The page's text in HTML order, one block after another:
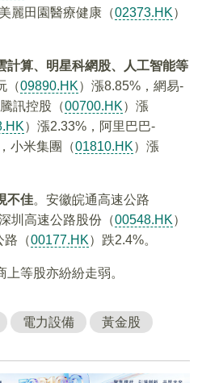
麗田園醫療健康（02373.HK）
計算、明星科網股、人工智能等
（09890.HK）漲8.85%，網易-
訊控股（00700.HK）漲
）漲2.33%，阿里巴巴-
小米集團（01810.HK）漲
不佳。安徽皖通高速公路
圳高速公路股份（00548.HK）
路（00177.HK）跌2.4%。
等股亦紛紛走弱。
電力設備 黃金股